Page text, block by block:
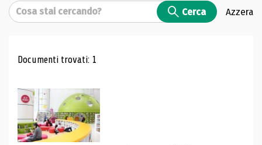
Cerca Cerca Azzera
Risultati di ricerca
Documenti trovati: 1